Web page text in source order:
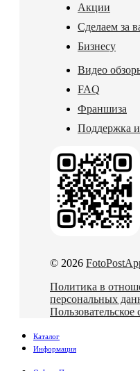
Акции
Сделаем за
Бизнесу
Видео
FAQ
Франшиза
Поддержка
© 2026
Политика в
персональных
Пользовательское
Каталог
Информация